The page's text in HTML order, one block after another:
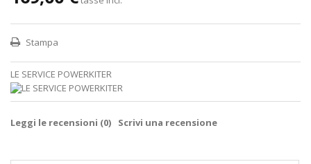
Stampa
LE SERVICE POWERKITER
Leggi le recensioni (0) Scrivi una recensione